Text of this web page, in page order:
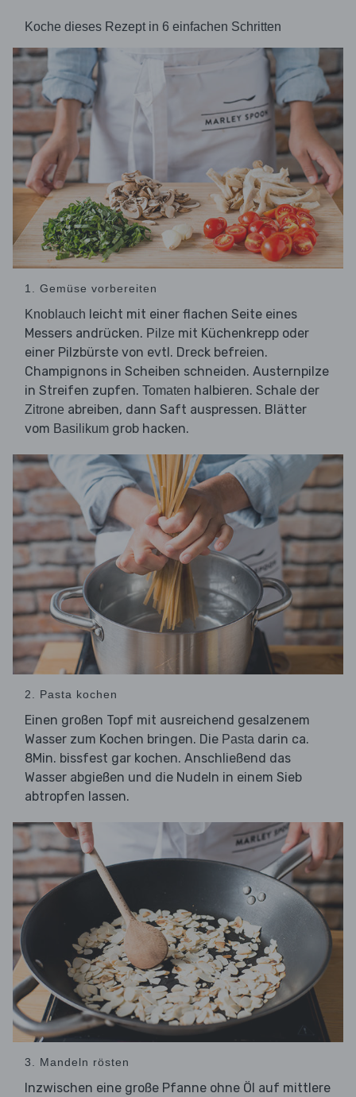
Koche dieses Rezept in 6 einfachen Schritten
1. Gemüse vorbereiten
Knoblauch leicht mit einer flachen Seite eines
Messers andrücken. Pilze mit Küchenkrepp oder
einer Pilzbürste von evtl. Dreck befreien.
Champignons in Scheiben schneiden. Austernpilze
in Streifen zupfen. Tomaten halbieren. Schale der
Zitrone abreiben, dann Saft auspressen. Blätter
vom Basilikum grob hacken.
2. Pasta kochen
Einen großen Topf mit ausreichend gesalzenem
Wasser zum Kochen bringen. Die Pasta darin ca.
8Min. bissfest gar kochen. Anschließend das
Wasser abgießen und die Nudeln in einem Sieb
abtropfen lassen.
3. Mandeln rösten
Inzwischen eine große Pfanne ohne Öl auf mittlere